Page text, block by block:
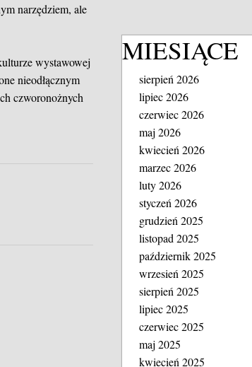
narzędziem, ale
wystawowej
nieodłącznym
czworonożnych
MIESIĄCE
sierpień 2026
lipiec 2026
czerwiec 2026
maj 2026
kwiecień 2026
marzec 2026
luty 2026
styczeń 2026
grudzień 2025
listopad 2025
październik 2025
wrzesień 2025
sierpień 2025
lipiec 2025
czerwiec 2025
maj 2025
kwiecień 2025